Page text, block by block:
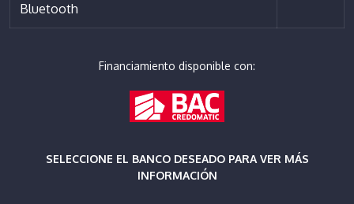
Bluetooth
Financiamiento disponible con:
SELECCIONE EL BANCO DESEADO PARA VER MÁS
INFORMACIÓN